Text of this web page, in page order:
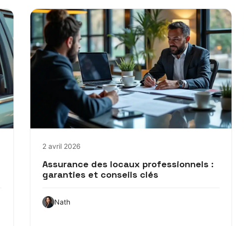
2 avril 2026
Assurance des locaux professionnels :
garanties et conseils clés
Nath